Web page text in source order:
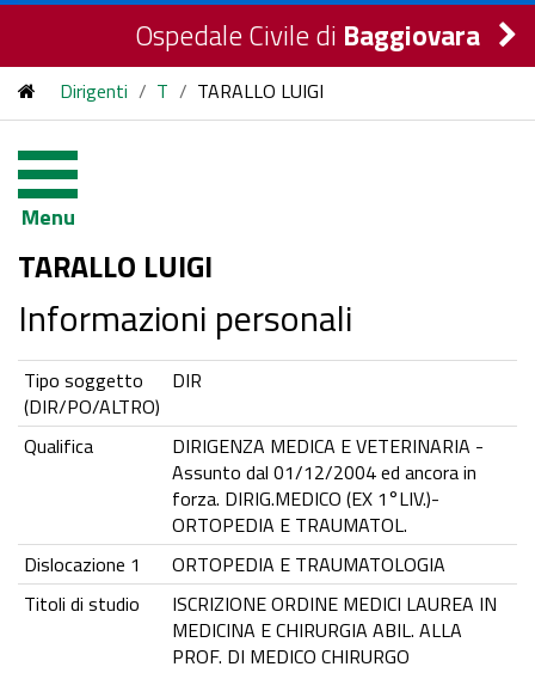
Ospedale Civile di Baggiovara
Dirigenti / T / TARALLO LUIGI
Menu
TARALLO LUIGI
Informazioni personali
Tipo soggetto
(DIR/PO/ALTRO)
DIR
Qualifica
DIRIGENZA MEDICA E VETERINARIA -
Assunto dal 01/12/2004 ed ancora in
forza. DIRIG.MEDICO (EX 1°LIV.)-
ORTOPEDIA E TRAUMATOL.
Dislocazione 1
ORTOPEDIA E TRAUMATOLOGIA
Titoli di studio
ISCRIZIONE ORDINE MEDICI LAUREA IN
MEDICINA E CHIRURGIA ABIL. ALLA
PROF. DI MEDICO CHIRURGO